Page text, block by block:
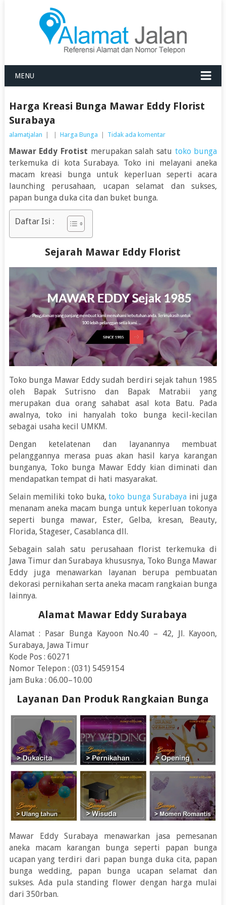
MENU
Harga Kreasi Bunga Mawar Eddy Florist
Surabaya
alamatjalan Harga Bunga Tidak ada komentar
Mawar Eddy Frotist merupakan salah satu toko bunga
terkemuka di kota Surabaya. Toko ini melayani aneka
macam kreasi bunga untuk keperluan seperti acara
launching perusahaan, ucapan selamat dan sukses,
papan bunga duka cita dan buket bunga.
Daftar Isi :
Sejarah Mawar Eddy Florist
Toko bunga Mawar Eddy sudah berdiri sejak tahun 1985
oleh Bapak Sutrisno dan Bapak Matrabii yang
merupakan dua orang sahabat asal kota Batu. Pada
awalnya, toko ini hanyalah toko bunga kecil-kecilan
sebagai usaha kecil UMKM.
Dengan ketelatenan dan layanannya membuat
pelanggannya merasa puas akan hasil karya karangan
bunganya, Toko bunga Mawar Eddy kian diminati dan
mendapatkan tempat di hati masyarakat.
Selain memiliki toko buka,toko bunga Surabayaini juga
menanam aneka macam bunga untuk keperluan tokonya
seperti bunga mawar, Ester, Gelba, kresan, Beauty,
Florida, Stageser, Casablanca dll.
Sebagain salah satu perusahaan florist terkemuka di
Jawa Timur dan Surabaya khususnya, Toko Bunga Mawar
Eddy juga menawarkan layanan berupa pembuatan
dekorasi pernikahan serta aneka macam rangkaian bunga
lainnya.
Alamat Mawar Eddy Surabaya
Alamat : Pasar Bunga Kayoon No.40 – 42, Jl. Kayoon,
Surabaya, Jawa Timur
Kode Pos : 60271
Nomor Telepon : (031) 5459154
jam Buka : 06.00–10.00
Layanan Dan Produk Rangkaian Bunga
Mawar Eddy Surabaya menawarkan jasa pemesanan
aneka macam karangan bunga seperti papan bunga
ucapan yang terdiri dari papan bunga duka cita, papan
bunga wedding, papan bunga ucapan selamat dan
sukses. Ada pula standing flower dengan harga mulai
dari 350rban.